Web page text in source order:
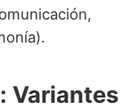
Variantes